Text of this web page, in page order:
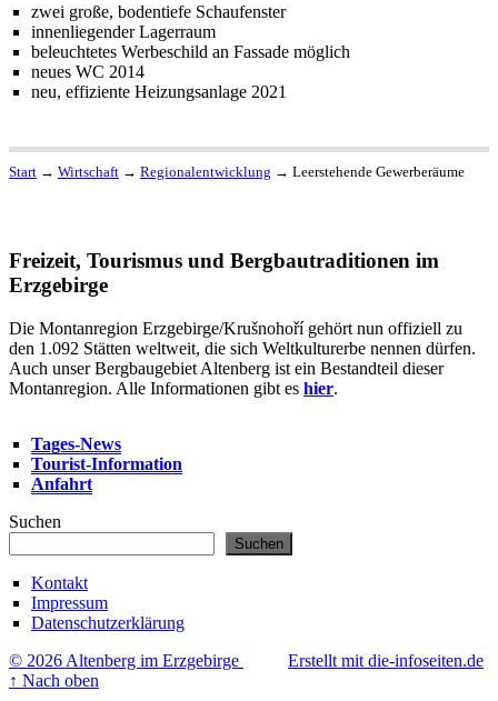
zwei große, bodentiefe Schaufenster
innenliegender Lagerraum
beleuchtetes Werbeschild an Fassade möglich
neues WC 2014
neu, effiziente Heizungsanlage 2021
Start → Wirtschaft → Regionalentwicklung → Leerstehende Gewerberäume
Freizeit, Tourismus und Bergbautraditionen im
Erzgebirge
Die Montanregion Erzgebirge/Krušnohoří gehört nun offiziell zu
den 1.092 Stätten weltweit, die sich Weltkulturerbe nennen dürfen.
Auch unser Bergbaugebiet Altenberg ist ein Bestandteil dieser
Montanregion. Alle Informationen gibt es hier.
Tages-News
Tourist-Information
Anfahrt
Suchen
Suchen
Kontakt
Impressum
Datenschutzerklärung
© 2026 Altenberg im Erzgebirge
Erstellt mit die-infoseiten.de
↑ Nach oben